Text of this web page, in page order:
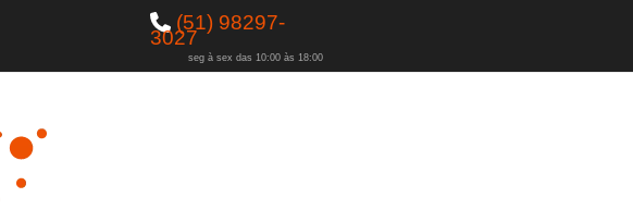
(51) 98297-
3027
seg à sex das 10:00 às 18:00